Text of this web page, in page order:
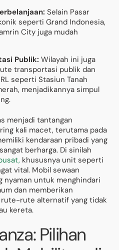
Selain Pasar
seperti Grand Indonesia,
City juga mudah
Publik: Wilayah ini juga
transportasi publik dan
seperti Stasiun Tanah
menjadikannya simpul
menjadi tantangan
kali macet, terutama pada
kendaraan pribadi yang
berharga. Di sinilah
khususnya unit seperti
vital. Mobil sewaan
nyaman untuk menghindari
dan memberikan
rute alternatif yang tidak
kereta.
Pilihan